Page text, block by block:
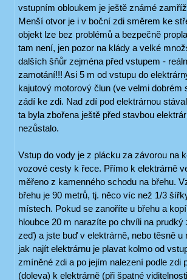
vstupním obloukem je ještě známé
Menší otvor je i v boční zdi směrem ke
objekt lze bez problémů a bezpečně
tam není, jen pozor na klády a velké
dalších šňůr zejména před vstupem -
zamotání!!! Asi 5 m od vstupu do
kajutový motorový člun (ve velmi dobrém
zádí ke zdi. Nad zdí pod elektrárnou
ta byla zbořena ještě před stavbou
nezůstalo.
Vstup do vody je z plácku za závorou na
vozové cesty k řece. Přímo k elektrárně
měřeno z kamenného schodu na břehu.
břehu je 90 metrů, tj. něco víc než 1/3
místech. Pokud se zanoříte u břehu a
hloubce 20 m narazíte po chvíli na prudký
zeď) a jste buď v elektrárně, nebo těsně u
jak najít elektrárnu je plavat kolmo od
zmíněné zdi a po jejím nalezení podle zdi
(doleva) k elektrárně (při špatné